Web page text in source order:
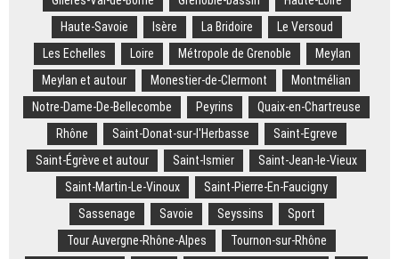
Haute-Savoie
Isère La Bridoire
Le Versoud
Les Echelles
Loire Métropole de Grenoble
Meylan
Meylan et autour
Monestier-de-Clermont
Montmélian
Notre-Dame-De-Bellecombe
Peyrins
Quaix-en-Chartreuse
Rhône
Saint-Donat-sur-l'Herbasse
Saint-Egreve
Saint-Égrève et autour
Saint-Ismier
Saint-Jean-le-Vieux
Saint-Martin-Le-Vinoux
Saint-Pierre-En-Faucigny
Sassenage
Savoie Seyssins
Sport
Tour Auvergne-Rhône-Alpes
Tournon-sur-Rhône